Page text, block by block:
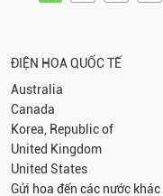
ĐIỆN HOA QUỐC TẾ
Australia
Canada
Korea, Republic of
United Kingdom
United States
Gửi hoa đến các nước khác